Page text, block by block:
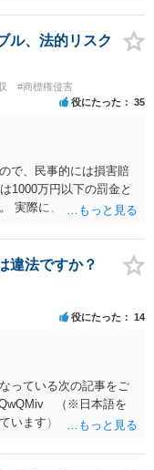
限り有利な金額を提案
す。 Cが上記（1）
なるかの計算は簡単では
で、その金額を考慮し
ます。 なお、将来的な
分買い取りと合わせ
し、分筆してそれぞれ
。
新しい会社との間で契
種類（著作権、商標
する必要があります。
な回答は難しいと思わ
勧めします。
ル、法的リスク
#商標権侵害
役にたった 35
で、民事的には損害賠
1000万円以下の罰金と
実際に、裁判になった
があります。 そして、
う必要があります。 今
のが良いと思います。
違法ですか？
役にたった 14
っている次の記事をご
QwQMiv （※日本語を
います） 私も同先生と
ます。